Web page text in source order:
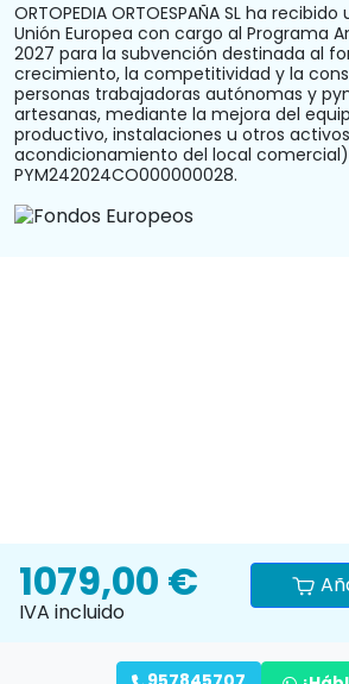
ORTOPEDIA ORTOESPAÑA SL ha
Unión Europea con cargo al Programa
2027 para la subvención destinada al
crecimiento, la competitividad y la
personas trabajadoras autónomas y
artesanas, mediante la mejora del
productivo, instalaciones u otros
acondicionamiento del local comercial).
PYM242024CO000000028.
1079,00 €
IVA incluido